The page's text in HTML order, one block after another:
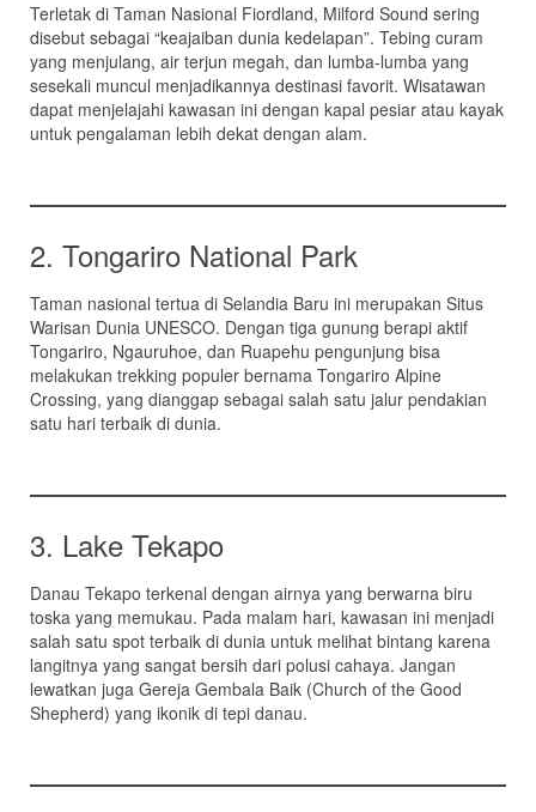
Terletak di Taman Nasional Fiordland, Milford Sound sering
disebut sebagai “keajaiban dunia kedelapan”. Tebing curam
yang menjulang, air terjun megah, dan lumba-lumba yang
sesekali muncul menjadikannya destinasi favorit. Wisatawan
dapat menjelajahi kawasan ini dengan kapal pesiar atau kayak
untuk pengalaman lebih dekat dengan alam.
2. Tongariro National Park
Taman nasional tertua di Selandia Baru ini merupakan Situs
Warisan Dunia UNESCO. Dengan tiga gunung berapi aktif
Tongariro, Ngauruhoe, dan Ruapehu pengunjung bisa
melakukan trekking populer bernama Tongariro Alpine
Crossing, yang dianggap sebagai salah satu jalur pendakian
satu hari terbaik di dunia.
3. Lake Tekapo
Danau Tekapo terkenal dengan airnya yang berwarna biru
toska yang memukau. Pada malam hari, kawasan ini menjadi
salah satu spot terbaik di dunia untuk melihat bintang karena
langitnya yang sangat bersih dari polusi cahaya. Jangan
lewatkan juga Gereja Gembala Baik (Church of the Good
Shepherd) yang ikonik di tepi danau.